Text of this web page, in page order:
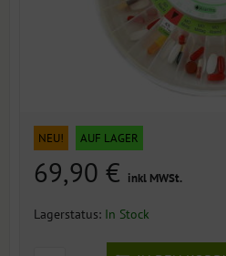
NEU! AUF LAGER
69,90 € inkl MWSt.
Lagerstatus: In Stock